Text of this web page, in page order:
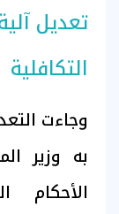
تعديل
التكافلية
وجاءت
به وزير
الأحكام